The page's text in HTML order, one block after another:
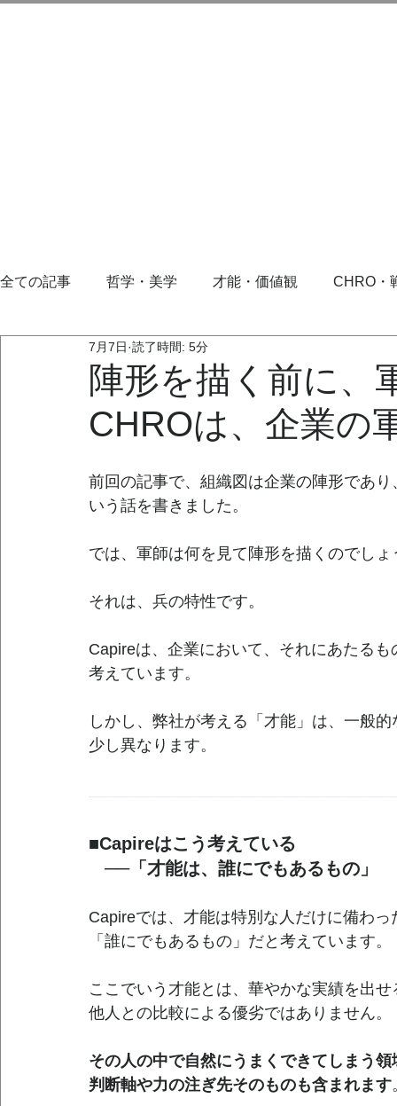
全ての記事 哲学・美学 才能・価値観 CHRO・
陣形を描く前に、
CHROは、企業の
7月7日 読了時間: 5分
前回の記事で、組織図は企業の陣形であ
いう話を書きました。
では、軍師は何を見て陣形を描くのでしょ
それは、兵の特性です。
Capireは、企業において、それにあたるも
考えています。
しかし、弊社が考える「才能」は、一般
少し異なります。
■Capireはこう考えている
──「才能は、誰にでもあるもの」
Capireでは、才能は特別な人だけに備わっ
「誰にでもあるもの」だと考えています。
ここでいう才能とは、華やかな実績を出
他人との比較による優劣ではありません。
その人の中で自然にうまくできてしまう
判断軸や力の注ぎ先そのものも含まれます